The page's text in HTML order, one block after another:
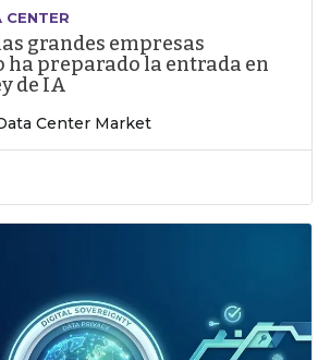
grandes empresas
ha preparado la entrada en
de IA
Center Market